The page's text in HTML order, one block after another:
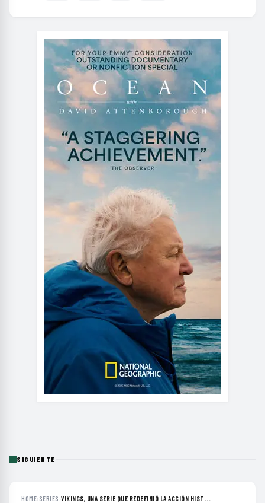
SIGUIENTE
HOME› SERIES ›VIKINGS, UNA SERIE QUE REDEFINIÓ LA ACCIÓN HIST...